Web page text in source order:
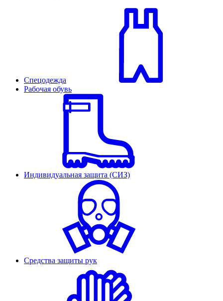
Спецодежда
Рабочая обувь
Индивидуальная защита (СИЗ)
Средства защиты рук